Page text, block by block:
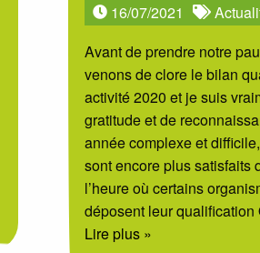
16/07/2021
Avant de prendre notre
venons de clore le bilan
activité 2020 et je suis
gratitude et de
année complexe et
sont encore plus satisfaits
l’heure où certains
déposent leur
Lire plus »